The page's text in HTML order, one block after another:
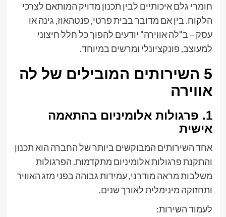
חומרי גלם איכותיים לבין תכנון מדויק המותאם לצרכי
הלקוח. בין אם מדובר בבית פרטי, פנטהאוז, גינה או
עסק – ב"לה אווירה" יודעים להפוך כל חלל חיצוני
למעוצב, פונקציונלי ומרשים במיוחד.
5 השירותים המובילים של לה
אווירה
1. פרגולות אלומיניום בהתאמה
אישית
אחד השירותים המבוקשים ביותר של החברה הוא תכנון
והתקנת פרגולות אלומיניום מתקדמות. הפרגולות
משלבות מראה מודרני, עמידות גבוהה בפני מזג האוויר
ותחזוקה מינימלית לאורך שנים.
לעמוד השירות: